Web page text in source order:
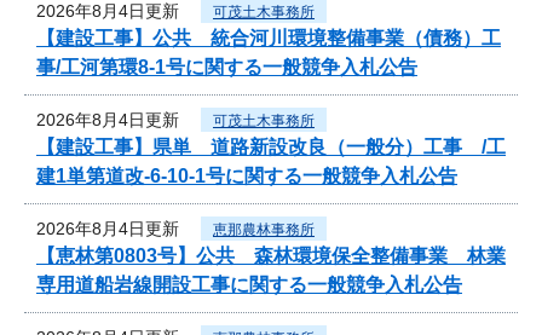
2026年8月4日更新 可茂土木事務所
【建設工事】公共 統合河川環境整備事業（債務）工
事/工河第環8-1号に関する一般競争入札公告
2026年8月4日更新 可茂土木事務所
【建設工事】県単 道路新設改良（一般分）工事 /工
建1単第道改-6-10-1号に関する一般競争入札公告
2026年8月4日更新 恵那農林事務所
【恵林第0803号】公共 森林環境保全整備事業 林業
専用道船岩線開設工事に関する一般競争入札公告